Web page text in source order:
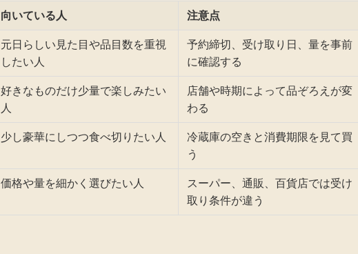
向いている人 注意点
元日らしい見た目や品目数を重視
したい人
予約締切、受け取り日、量を事前
に確認する
好きなものだけ少量で楽しみたい
人
店舗や時期によって品ぞろえが変
わる
少し豪華にしつつ食べ切りたい人
冷蔵庫の空きと消費期限を見て買
う
価格や量を細かく選びたい人
スーパー、通販、百貨店では受け
取り条件が違う